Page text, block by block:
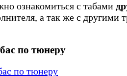
ознакомиться с табами
а так же с другими
по тюнеру